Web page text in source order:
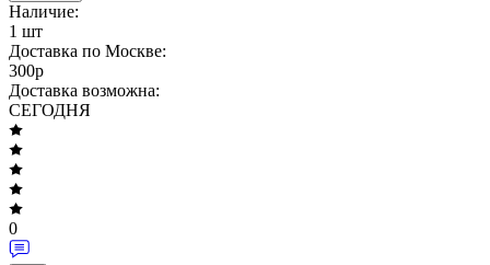
Наличие:
1 шт
Доставка по Москве:
300p
Доставка возможна:
СЕГОДНЯ
0